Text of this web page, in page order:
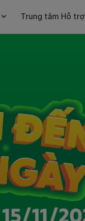
Trung tâm Hỗ trợ